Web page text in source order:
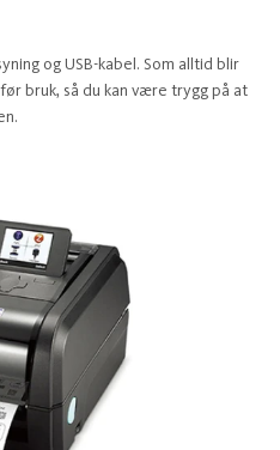
og USB-kabel. Som alltid blir
bruk, så du kan være trygg på at